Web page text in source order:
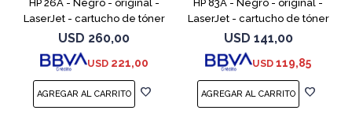
HP 26A - Negro - original -
LaserJet - cartucho de tóner
(CF226A) - para LaserJet Pro
M402, MFP M426
USD 260,00
USD 221,00
HP 83A - Negro - original -
LaserJet - cartucho de tóner
(CF283A) - para LaserJet Pro
M201, M202, MFP M125, MFP
M127, MFP M225
USD 141,00
USD 119,85